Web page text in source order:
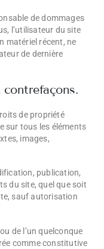
de dommages
l’utilisateur du site
matériel récent, ne
de dernière
de propriété
sur tous les éléments
images,
publication,
du site, quel que soit
sauf autorisation
de l’un quelconque
comme constitutive